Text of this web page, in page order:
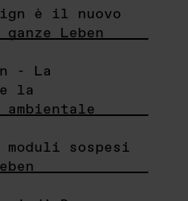
è il nuovo
Leben
- La
la
ambientale
sospesi